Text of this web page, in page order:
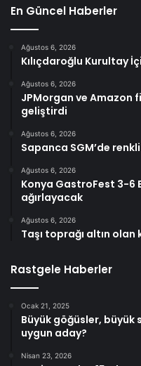
En Güncel Haberler
Ağustos 6, 2026
Kılıçdaroğlu Kurultay
Ağustos 6, 2026
JPMorgan ve Amazon
geliştirdi
Ağustos 6, 2026
Sapanca SGM’de
Ağustos 6, 2026
Konya GastroFest 3-6
ağırlayacak
Ağustos 6, 2026
Taşı toprağı altın olan
Rastgele Haberler
Ocak 21, 2025
Büyük göğüsler,
uygun aday?
Nisan 23, 2026